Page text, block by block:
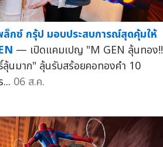
ล็กซ์ กรุ้ป มอบประสบการณ์สุดคุ้มให้
— เปิดแคมเปญ "M GEN ลุ้นทอง!!
นมาก" ลุ้นรับสร้อยคอทองคำ 10
06 ส.ค.